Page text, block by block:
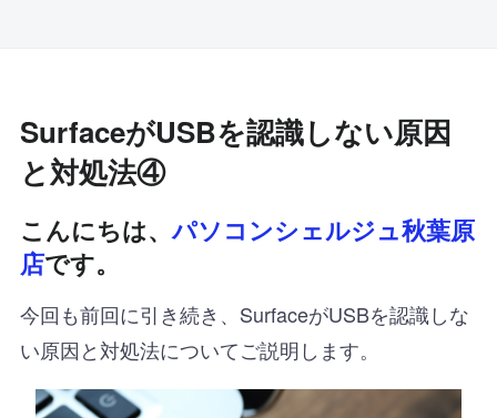
SurfaceがUSBを認識しない原因
と対処法④
こんにちは、パソコンシェルジュ秋葉原
店です。
今回も前回に引き続き、SurfaceがUSBを認識しな
い原因と対処法についてご説明します。